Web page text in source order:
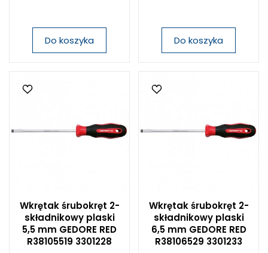
Do koszyka Do koszyka
Wkrętak śrubokręt 2-
składnikowy plaski
5,5 mm GEDORE RED
R38105519 3301228
Wkrętak śrubokręt 2-
składnikowy plaski
6,5 mm GEDORE RED
R38106529 3301233